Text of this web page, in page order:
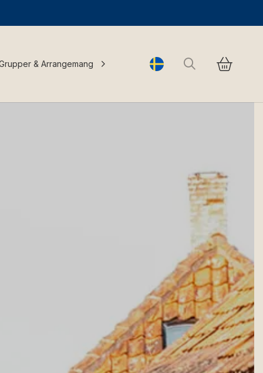
& Arrangemang Change language
Sök